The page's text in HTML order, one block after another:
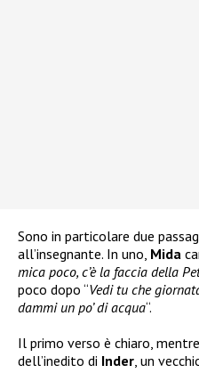
Sono in particolare due
all’insegnante. In uno, Mida
mica poco, c’è la faccia della
poco dopo “Vedi tu che
dammi un po’ di acqua“.
Il primo verso è chiaro,
dell’inedito di Inder, un